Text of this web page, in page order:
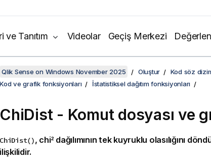
ve Tanıtım Videolar Geçiş Merkezi
Qlik Sense on Windows November 2025 Oluştur
Kod söz
Kod ve grafik fonksiyonları
İstatistiksel dağıtım fonksiyonları
ChiDist - Komut dosyası ve
ChiDist(), chi2dağılımının tek kuyruklu olasılığını
ilişkilidir.